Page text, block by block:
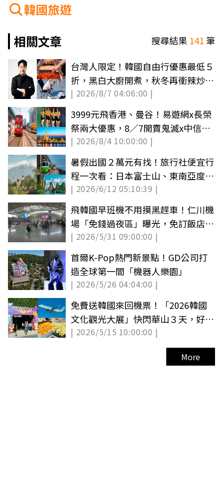
韓國旅遊
相關文章
搜尋結果 141筆
台灣人限定！韓國自由行優惠最低５
折，黑白大廚開煮，秋冬再衝辣炒年
糕節、鱒魚節
| 2026/8/7 04:06:00 |
3999元飛香港、曼谷！易遊網x長榮
祭兩大優惠，8／7開賣鬼滅x中信兄
弟VIP套票
| 2026/8/4 10:00:00 |
暑假出國２萬元有找！旅行社便宜行
程一次看：日本富士山、東南亞度假
免３萬
| 2026/6/12 05:10:39 |
飛韓國早班機不用摸黑趕車！仁川機
場「免錢過夜區」曝光，免訂飯店、
躺著睡到登機
| 2026/5/31 09:00:00 |
首爾K-Pop熱門新景點！GD公司打
造全球第一間「機器人樂園」
| 2026/5/26 04:04:00 |
免費送韓國來回機票！「2026韓國
文化觀光大展」快閃華山３天，好康
攻略看這
| 2026/5/15 10:00:00 |
More